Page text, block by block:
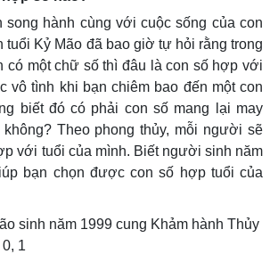
song hành cùng với cuộc sống của con
tuổi Kỷ Mão đã bao giờ tự hỏi rằng trong
có một chữ số thì đâu là con số hợp với
vô tình khi bạn chiêm bao đến một con
biết đó có phải con số mang lại may
Theo phong thủy, mỗi người sẽ
với tuổi của mình. Biết người sinh năm
bạn chọn được con số hợp tuổi của
sinh năm 1999 cung Khảm hành Thủy
1